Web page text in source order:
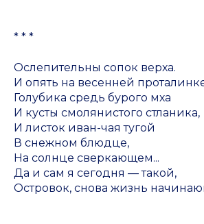
* * *
Ослепительны сопок верха.
И опять на весенней
Голубика средь бурого мха
И кусты смолянистого стланика,
И листок иван-чая тугой
В снежном блюдце,
На солнце сверкающем...
Да и сам я сегодня — такой,
Островок, снова жизнь